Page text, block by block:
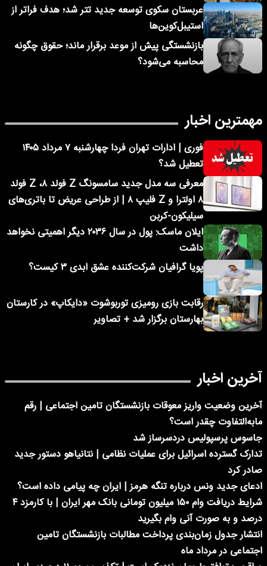
عربستان سکوی توسعه جدید تتر شد؛ هدف فراتر از
استیبل‌کوین‌ها
بازنشستگی پیش از موعد برقرار ماند؛ حقوق چگونه
محاسبه می‌شود؟
مهمترین اخبار
فوری | ادارات تهران فردا چهارشنبه ۷ مرداد ۱۴۰۵
تعطیل شد؟
معرفی سه مدل جدید سامسونگ Z فولد ۸، Z فولد
۸ اولترا و Z فلیپ ۸ | از طراحی عریض تا باتری‌های
سیلیکون-کربن
ایلان ماسک: پول در سال ۲۰۳۶ دیگر اهمیتی نخواهد
داشت
پویا گرافیان شرکت‌کننده عشق ابدی ۳ کیست؟
رقابت بازی رومیزی توربوشوت «دایکاپ» در کارستان
بهارستان برگزار شد + تصاویر
آخرین اخبار
آخرین وضعیت واریز معوقات بازنشستگان تامین اجتماعی | رقم
مابه‌التفاوت چقدر است؟
جاسوس پرسپولیس دردسرساز شد
تدارک گسترده اسرائیل برای عملیات نظامی | نتانیاهو دستور جدید
صادر کرد
ادعای جدید ونس درباره تنگه هرمز | ایران چه پیامی داده است؟
شرایط دریافت وام ۱۵۰ میلیون تومانی بانک مهر ایران | با کارمزد ۴
درصد و به صورت آنی وام بگیرید
انتشار جدول زمان‌بندی پرداخت مطالبات بازنشستگان تامین
اجتماعی در مرداد ماه